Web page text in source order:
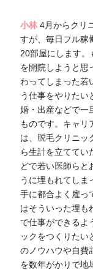
小林4月からクリ
すが、毎日フル稼
20部屋にします。
を開院しようと思
わってしまった若
う仕事をやりたい
婚・出産などで一
ものです。キャリ
は、脱毛クリニッ
ら生計を立ててい
どで若い医師らと
うに埋もれてしま
手に都合よく雇っ
はそういった埋も
で仕事ができるよ
ックをつくりたい
のノウハウや自費
を数年がかりで地